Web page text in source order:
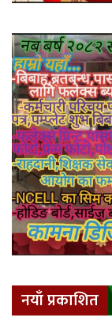
नयाँ प्रकाशित